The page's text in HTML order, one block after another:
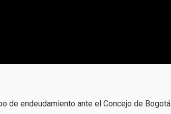
de endeudamiento ante el Concejo de Bogotá